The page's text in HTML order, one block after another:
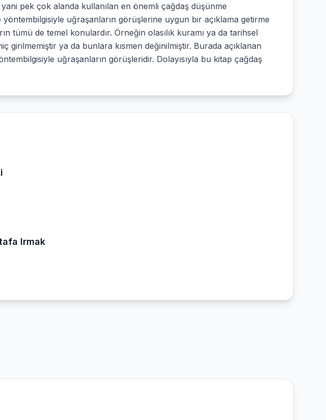
pek çok alanda kullanılan en önemli çağdaş düşünme
uğraşanların görüşlerine uygun bir açıklama getirme
tümü de temel konulardır. Örneğin olasılık kuramı ya da tarihsel
girilmemiştir ya da bunlara kısmen değinilmiştir. Burada açıklanan
uğraşanların görüşleridir. Dolayısıyla bu kitap çağdaş
Irmak